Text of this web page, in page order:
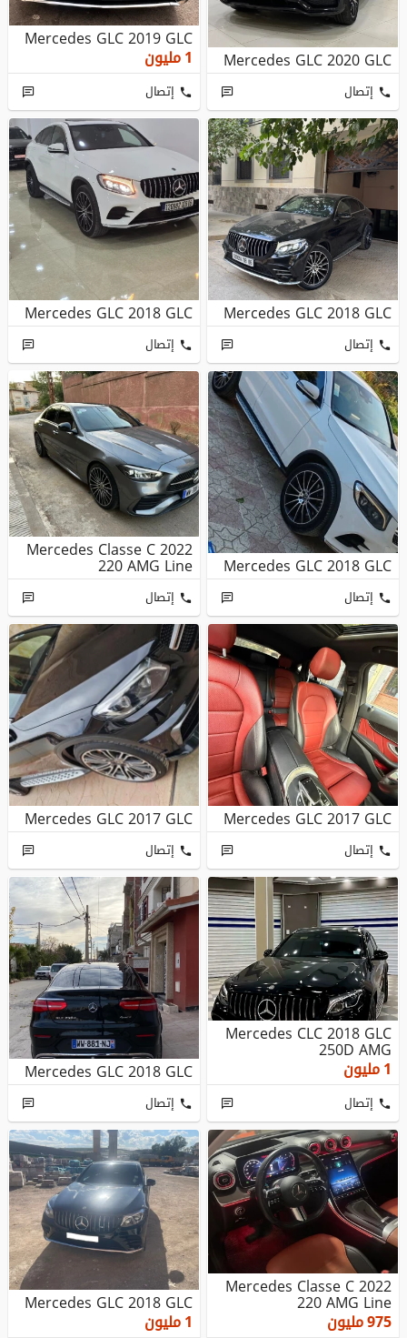
Mercedes GLC 2020 GLC
إتصال
Mercedes GLC 2019 GLC
1مليون
إتصال
Mercedes GLC 2018 GLC
إتصال
Mercedes GLC 2018 GLC
إتصال
Mercedes GLC 2018 GLC
إتصال
Mercedes Classe C 2022
220 AMG Line
إتصال
Mercedes GLC 2017 GLC
إتصال
Mercedes GLC 2017 GLC
إتصال
Mercedes CLC 2018 GLC
250D AMG
1مليون
إتصال
Mercedes GLC 2018 GLC
إتصال
Mercedes Classe C 2022
220 AMG Line
975مليون
Mercedes GLC 2018 GLC
1مليون